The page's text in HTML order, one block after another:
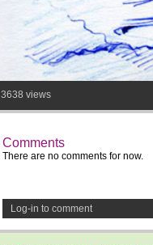
3638 views
Comments
There are no comments for now.
Log-in to comment